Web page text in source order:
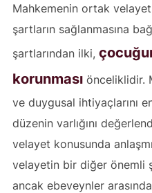
Mahkemenin ortak
şartların sağlanmasına
şartlarından ilki,
korunması önceliklidir.
ve duygusal ihtiyaçlarını
düzenin varlığını
velayet konusunda
velayetin bir diğer önemli
ancak ebeveynler